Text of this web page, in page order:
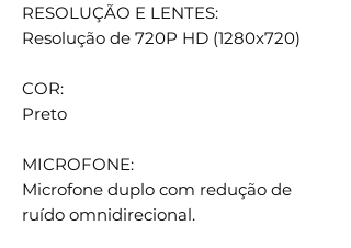
RESOLUÇÃO E LENTES:
Resolução de 720P HD (1280x720)
COR:
Preto
MICROFONE:
Microfone duplo com redução de
ruído omnidirecional.